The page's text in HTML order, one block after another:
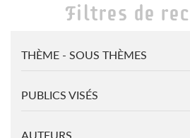
Filtres de
THÈME - SOUS THÈMES
PUBLICS VISÉS
AUTEURS